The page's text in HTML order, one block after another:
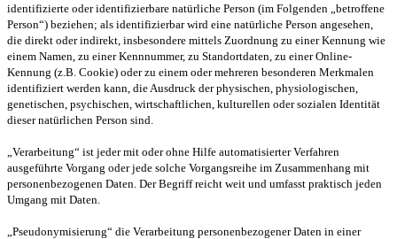
identifizierte oder identifizierbare natürliche Person (im Folgenden „betroffene
Person“) beziehen; als identifizierbar wird eine natürliche Person angesehen,
die direkt oder indirekt, insbesondere mittels Zuordnung zu einer Kennung wie
einem Namen, zu einer Kennnummer, zu Standortdaten, zu einer Online-
Kennung (z.B. Cookie) oder zu einem oder mehreren besonderen Merkmalen
identifiziert werden kann, die Ausdruck der physischen, physiologischen,
genetischen, psychischen, wirtschaftlichen, kulturellen oder sozialen Identität
dieser natürlichen Person sind.
„Verarbeitung“ ist jeder mit oder ohne Hilfe automatisierter Verfahren
ausgeführte Vorgang oder jede solche Vorgangsreihe im Zusammenhang mit
personenbezogenen Daten. Der Begriff reicht weit und umfasst praktisch jeden
Umgang mit Daten.
„Pseudonymisierung“ die Verarbeitung personenbezogener Daten in einer